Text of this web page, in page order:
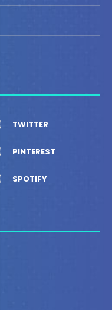
TWITTER
PINTEREST
SPOTIFY